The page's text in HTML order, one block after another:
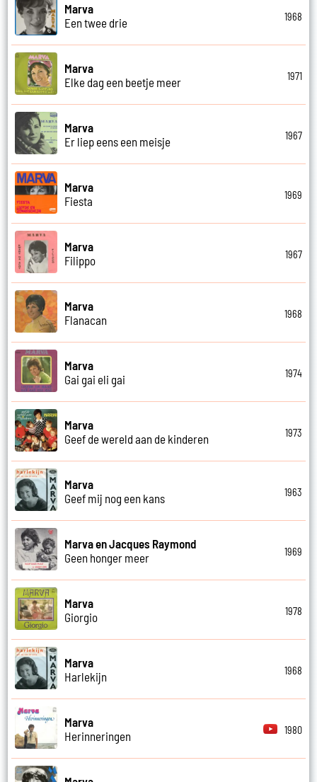
Marva
Een twee drie
1968
Marva
Elke dag een beetje meer
1971
Marva
Er liep eens een meisje
1967
Marva
Fiesta
1969
Marva
Filippo
1967
Marva
Flanacan
1968
Marva
Gai gai eli gai
1974
Marva
Geef de wereld aan de kinderen
1973
Marva
Geef mij nog een kans
1963
Marva en Jacques Raymond
Geen honger meer
1969
Marva
Giorgio
1978
Marva
Harlekijn
1968
Marva
Herinneringen
1980